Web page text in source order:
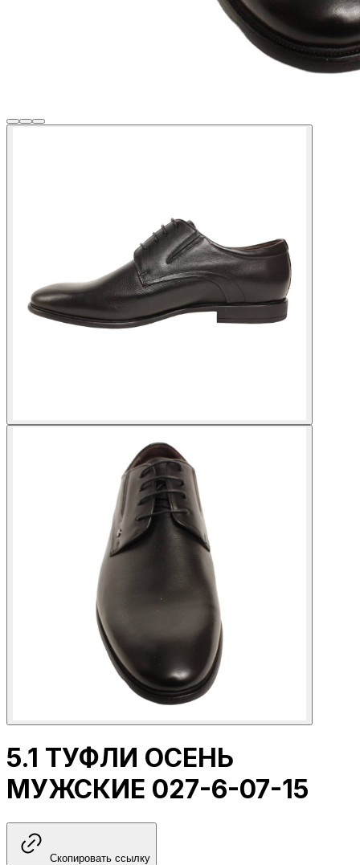
5.1 ТУФЛИ ОСЕНЬ
МУЖСКИЕ 027-6-07-15
Скопировать ссылку